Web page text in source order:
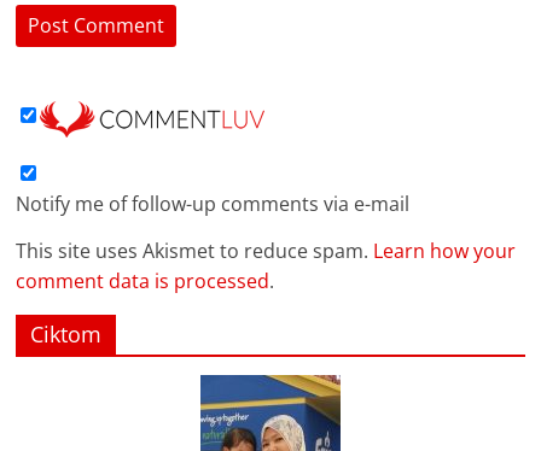
Notify me of follow-up comments via e-mail
This site uses Akismet to reduce spam. Learn how your
comment data is processed.
Ciktom